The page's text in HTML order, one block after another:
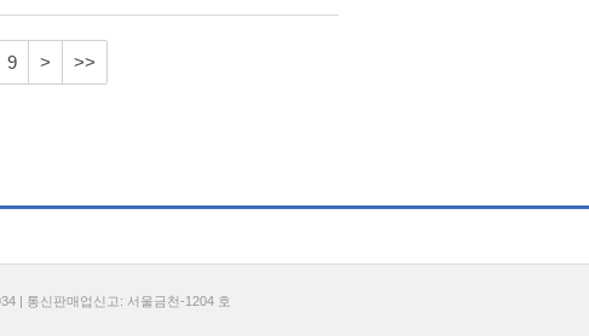
9 > >>
| 통신판매업신고: 서울금천-1204 호